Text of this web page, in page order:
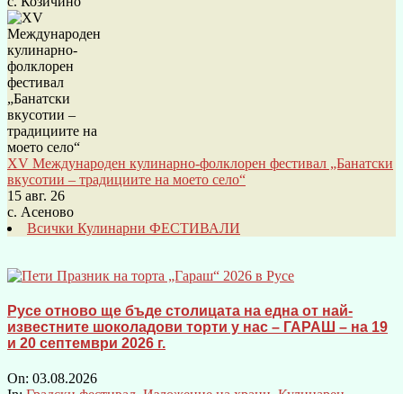
XV Международен кулинарно-фолклорен фестивал „Банатски
вкусотии – традициите на моето село“
15 авг. 26
с. Асеново
Всички Кулинарни ФЕСТИВАЛИ
Русе отново ще бъде столицата на една от най-
известните шоколадови торти у нас – ГАРАШ – на 19
и 20 септември 2026 г.
On: 03.08.2026